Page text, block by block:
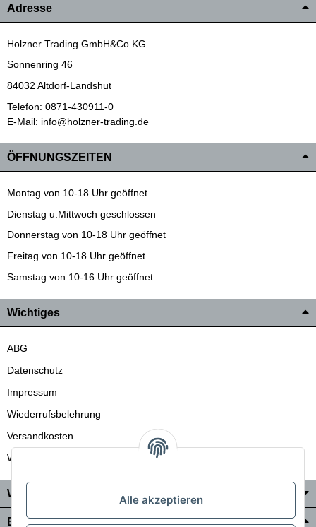
Adresse
Holzner Trading GmbH&Co.KG
Sonnenring 46
84032 Altdorf-Landshut
Telefon: 0871-430911-0
E-Mail: info@holzner-trading.de
ÖFFNUNGSZEITEN
Montag von 10-18 Uhr geöffnet
Dienstag u.Mittwoch geschlossen
Donnerstag von 10-18 Uhr geöffnet
Freitag von 10-18 Uhr geöffnet
Samstag von 10-16 Uhr geöffnet
Wichtiges
ABG
Datenschutz
Impressum
Wiederrufsbelehrung
Versandkosten
Wir liefern auch in die Schweiz
Wo Sie uns finden
Bezahlung & Versand
Alle akzeptieren